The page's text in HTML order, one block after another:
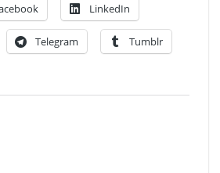
LinkedIn
Telegram Tumblr